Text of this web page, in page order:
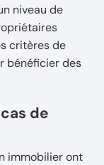
niveau de
critères de
bénéficier des
de
immobilier ont